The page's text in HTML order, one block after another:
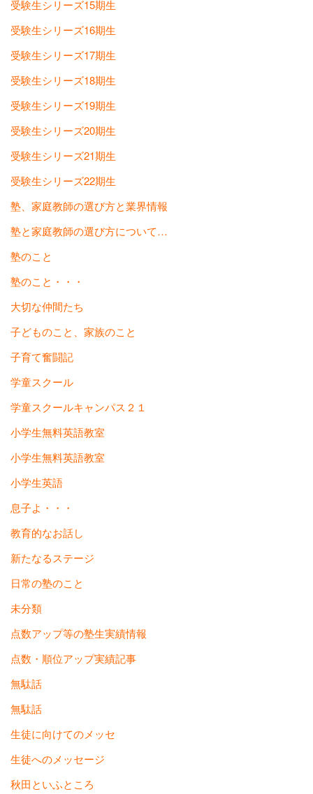
受験生シリーズ15期生
受験生シリーズ16期生
受験生シリーズ17期生
受験生シリーズ18期生
受験生シリーズ19期生
受験生シリーズ20期生
受験生シリーズ21期生
受験生シリーズ22期生
塾、家庭教師の選び方と業界情報
塾と家庭教師の選び方について…
塾のこと
塾のこと・・・
大切な仲間たち
子どものこと、家族のこと
子育て奮闘記
学童スクール
学童スクールキャンパス２１
小学生無料英語教室
小学生無料英語教室
小学生英語
息子よ・・・
教育的なお話し
新たなるステージ
日常の塾のこと
未分類
点数アップ等の塾生実績情報
点数・順位アップ実績記事
無駄話
無駄話
生徒に向けてのメッセ
生徒へのメッセージ
秋田といふところ